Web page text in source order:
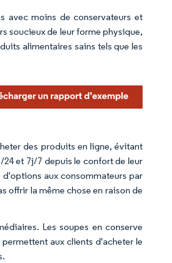
avec moins de conservateurs et
soucieux de leur forme physique,
alimentaires sains tels que les
une attribution sous CC BY 4.0.
des produits en ligne, évitant
et 7j/7 depuis le confort de leur
aux consommateurs par
offrir la même chose en raison de
Les soupes en conserve
aux clients d'acheter le